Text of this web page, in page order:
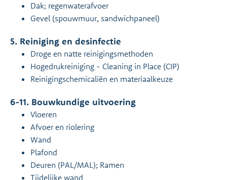
Dak; regenwaterafvoer
Gevel (spouwmuur, sandwichpaneel)
5. Reiniging en desinfectie
Droge en natte reinigingsmethoden
Hogedrukreiniging - Cleaning in Place (CIP)
Reinigingschemicaliën en materiaalkeuze
6-11. Bouwkundige uitvoering
Vloeren
Afvoer en riolering
Wand
Plafond
Deuren (PAL/MAL); Ramen
Tijdelijke wand